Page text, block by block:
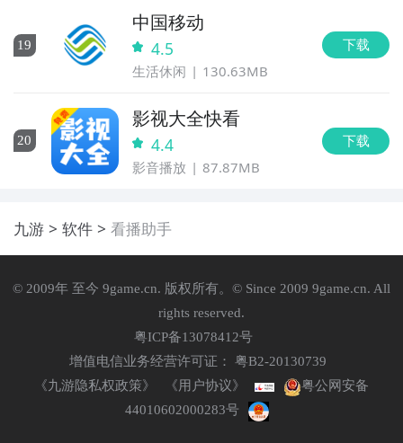
19
中国移动
4.5
生活休闲 130.63MB
下载
20
影视大全快看
4.4
影音播放 87.87MB
下载
九游 软件 看播助手
© 2009年 至今 9game.cn. 版权所有。© Since 2009 9game.cn. All
rights reserved.
粤ICP备13078412号
增值电信业务经营许可证： 粤B2-20130739
《九游隐私权政策》
《用户协议》
粤公网安备
44010602000283号